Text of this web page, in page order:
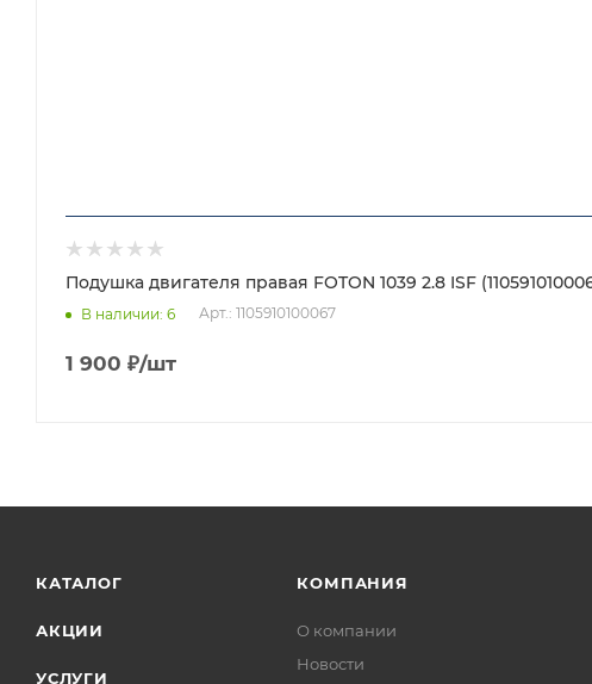
Подушка двигателя правая FOTON 1039 2.8 ISF
В наличии: 6 Арт.: 1105910100067
1 900 ₽/шт
КАТАЛОГ
АКЦИИ
УСЛУГИ
КОМПАНИЯ
О компании
Новости